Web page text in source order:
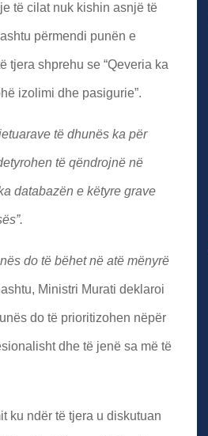
të cilat nuk kishin asnjë të
përmendi punën e
tjera shprehu se “Qeveria ka
izolimi dhe pasigurie”.
të dhunës ka për
të qëndrojnë në
databazën e këtyre grave
do të bëhet në atë mënyrë
Ministri Murati deklaroi
do të prioritizohen nëpër
dhe të jenë sa më të
ku ndër të tjera u diskutuan